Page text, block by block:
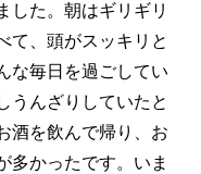
した。朝はギリギリ
て、頭がスッキリと
な毎日を過ごしてい
うんざりしていたと
酒を飲んで帰り、お
多かったです。いま